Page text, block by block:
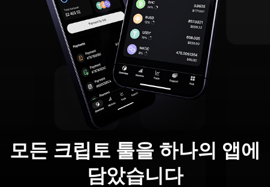
모든 크립토 툴을 하나의 앱에
담았습니다